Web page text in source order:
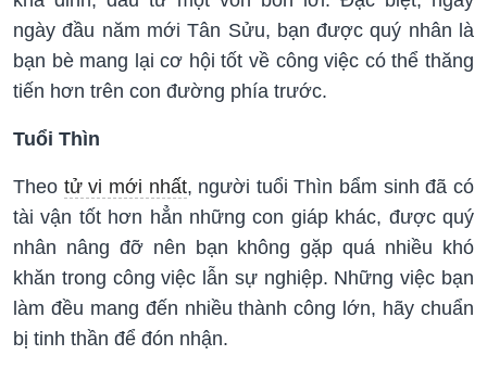
ngày đầu năm mới Tân Sửu, bạn được quý nhân là
bạn bè mang lại cơ hội tốt về công việc có thể thăng
tiến hơn trên con đường phía trước.
Tuổi Thìn
Theo tử vi mới nhất, người tuổi Thìn bẩm sinh đã có
tài vận tốt hơn hẳn những con giáp khác, được quý
nhân nâng đỡ nên bạn không gặp quá nhiều khó
khăn trong công việc lẫn sự nghiệp. Những việc bạn
làm đều mang đến nhiều thành công lớn, hãy chuẩn
bị tinh thần để đón nhận.